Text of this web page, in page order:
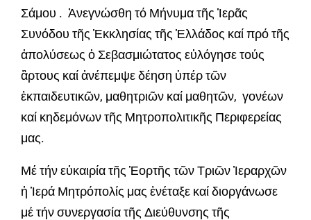
Σάμου . Ἀνεγνώσθη τό Μήνυμα τῆς Ἱερᾶς
Συνόδου τῆς Ἐκκλησίας τῆς Ἑλλάδος καί πρό τῆς
ἀπολύσεως ὁ Σεβασμιώτατος εὐλόγησε τούς
ἂρτους καί ἀνέπεμψε δέηση ὑπέρ τῶν
ἐκπαιδευτικῶν, μαθητριῶν καί μαθητῶν, γονέων
καί κηδεμόνων τῆς Μητροπολιτικῆς Περιφερείας
μας.
Μέ τήν εὐκαιρία τῆς Ἑορτῆς τῶν Τριῶν Ἰεραρχῶν
ἡ Ἱερά Μητρόπολίς μας ἐνέταξε καί διοργάνωσε
μέ τήν συνεργασία τῆς Διεύθυνσης τῆς